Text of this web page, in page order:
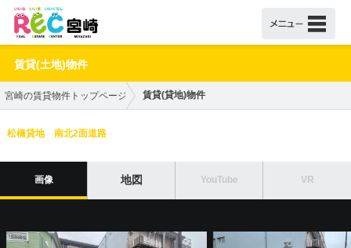
賃貸(土地)物件
宮崎の賃貸物件トップページ 賃貸(貸地)物件
松橋貸地 南北2面道路
画像 地図 YouTube VR